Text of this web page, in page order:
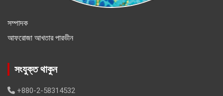
সম্পাদক
আফরোজা আখতার পারভীন
সংযুক্ত থাকুন
+880-2-58314532